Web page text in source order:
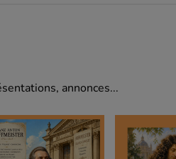
annonces...